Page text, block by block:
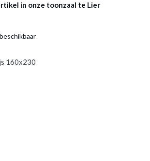
in onze toonzaal te Lier
160x230